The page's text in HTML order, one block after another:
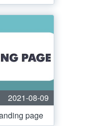
2021-08-09
page